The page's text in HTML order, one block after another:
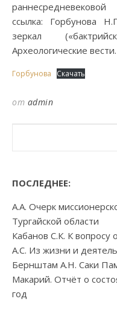
ссылка: Горбунова
зеркал
Археологические
Горбунова Скачать
от admin
ПОСЛЕДНЕЕ:
А.А. Очерк
Тургайской области
Кабанов С.К. К вопросу
А.С. Из жизни и
Бернштам А.Н. Саки
Макарий. Отчёт о
год